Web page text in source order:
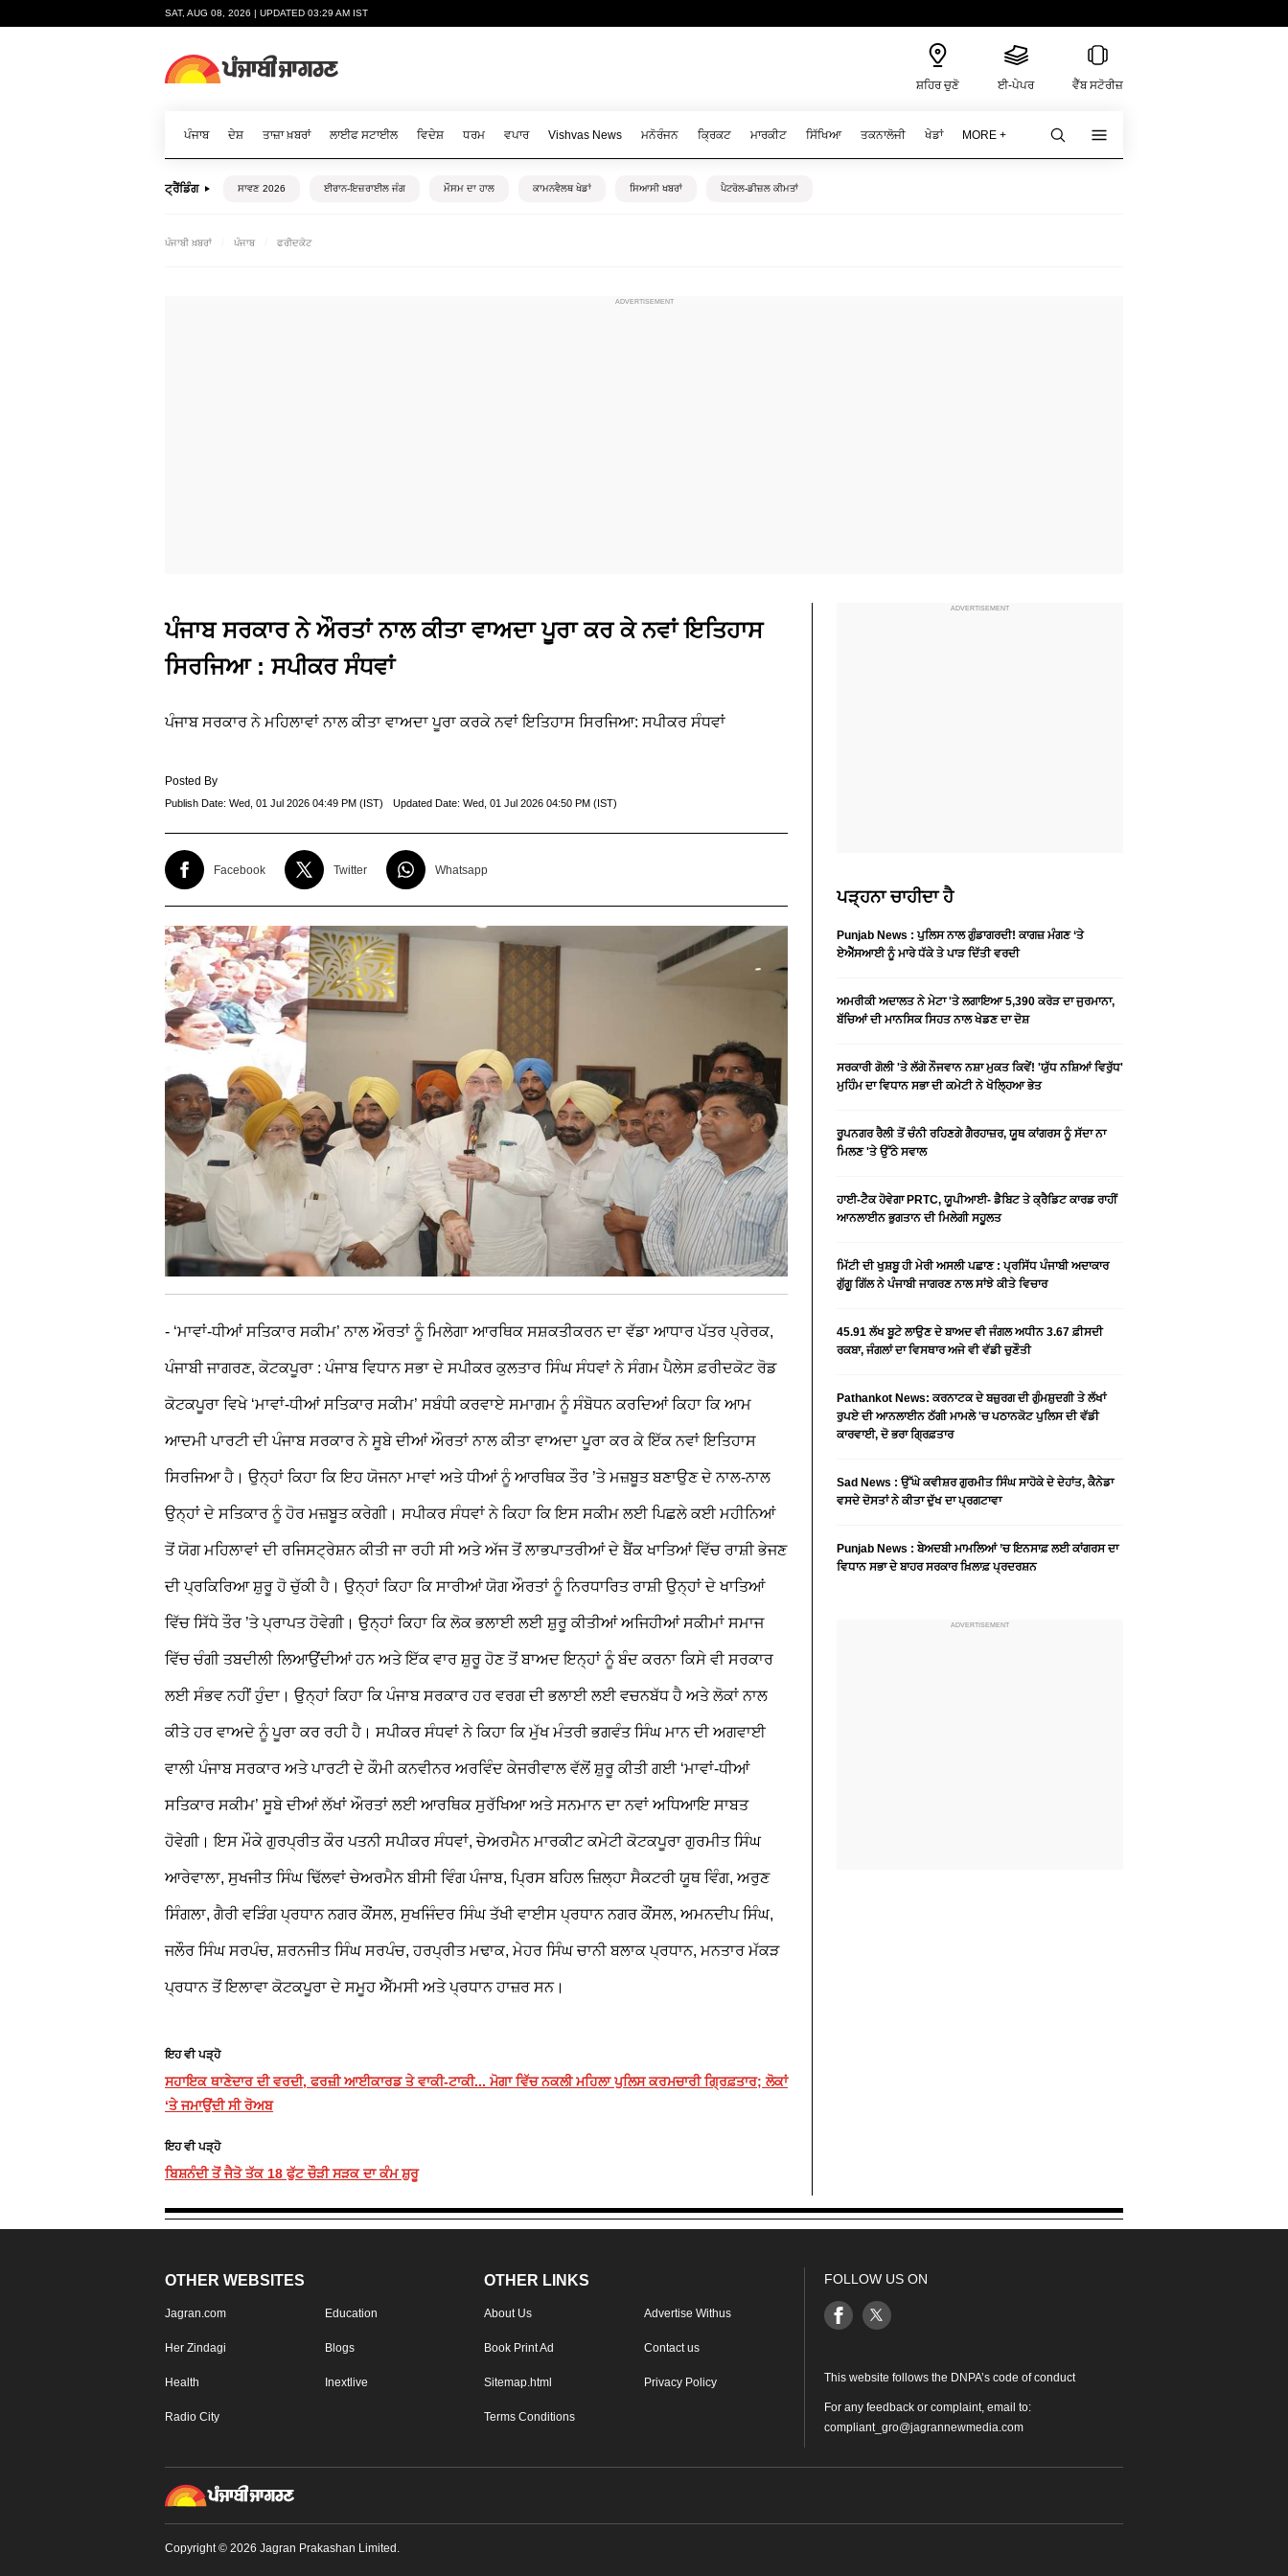
SAT, AUG 08, 2026 | UPDATED 03:29 AM IST
ਸ਼ਹਿਰ ਚੁਣੋ ਈ-ਪੇਪਰ ਵੈੱਬ ਸਟੋਰੀਜ਼
ਪੰਜਾਬ ਦੇਸ਼ ਤਾਜ਼ਾ ਖ਼ਬਰਾਂ ਲਾਈਫ ਸਟਾਈਲ ਵਿਦੇਸ਼ ਧਰਮ ਵਪਾਰ Vishvas News ਮਨੋਰੰਜਨ ਕ੍ਰਿਕਟ ਮਾਰਕੀਟ ਸਿੱਖਿਆ ਤਕਨਾਲੋਜੀ ਖੇਡਾਂ MORE +
ਟ੍ਰੈਂਡਿੰਗ ਸਾਵਣ 2026 ਈਰਾਨ-ਇਜ਼ਰਾਈਲ ਜੰਗ ਮੌਸਮ ਦਾ ਹਾਲ ਕਾਮਨਵੈਲਥ ਖੇਡਾਂ ਸਿਆਸੀ ਖਬਰਾਂ ਪੈਟਰੋਲ-ਡੀਜ਼ਲ ਕੀਮਤਾਂ
ਪੰਜਾਬੀ ਖ਼ਬਰਾਂ ਪੰਜਾਬ ਫਰੀਦਕੋਟ
ਪੰਜਾਬ ਸਰਕਾਰ ਨੇ ਔਰਤਾਂ ਨਾਲ ਕੀਤਾ ਵਾਅਦਾ ਪੂਰਾ ਕਰ ਕੇ ਨਵਾਂ ਇਤਿਹਾਸ
ਸਿਰਜਿਆ : ਸਪੀਕਰ ਸੰਧਵਾਂ
ਪੰਜਾਬ ਸਰਕਾਰ ਨੇ ਮਹਿਲਾਵਾਂ ਨਾਲ ਕੀਤਾ ਵਾਅਦਾ ਪੂਰਾ ਕਰਕੇ ਨਵਾਂ ਇਤਿਹਾਸ ਸਿਰਜਿਆ: ਸਪੀਕਰ ਸੰਧਵਾਂ
Posted By
Publish Date: Wed, 01 Jul 2026 04:49 PM (IST) Updated Date: Wed, 01 Jul 2026 04:50 PM (IST)
Facebook Twitter Whatsapp
- ‘ਮਾਵਾਂ-ਧੀਆਂ ਸਤਿਕਾਰ ਸਕੀਮ’ ਨਾਲ ਔਰਤਾਂ ਨੂੰ ਮਿਲੇਗਾ ਆਰਥਿਕ ਸਸ਼ਕਤੀਕਰਨ ਦਾ ਵੱਡਾ ਆਧਾਰ ਪੱਤਰ ਪ੍ਰੇਰਕ,
ਪੰਜਾਬੀ ਜਾਗਰਣ, ਕੋਟਕਪੂਰਾ : ਪੰਜਾਬ ਵਿਧਾਨ ਸਭਾ ਦੇ ਸਪੀਕਰ ਕੁਲਤਾਰ ਸਿੰਘ ਸੰਧਵਾਂ ਨੇ ਸੰਗਮ ਪੈਲੇਸ ਫ਼ਰੀਦਕੋਟ ਰੋਡ
ਕੋਟਕਪੂਰਾ ਵਿਖੇ ‘ਮਾਵਾਂ-ਧੀਆਂ ਸਤਿਕਾਰ ਸਕੀਮ’ ਸਬੰਧੀ ਕਰਵਾਏ ਸਮਾਗਮ ਨੂੰ ਸੰਬੋਧਨ ਕਰਦਿਆਂ ਕਿਹਾ ਕਿ ਆਮ
ਆਦਮੀ ਪਾਰਟੀ ਦੀ ਪੰਜਾਬ ਸਰਕਾਰ ਨੇ ਸੂਬੇ ਦੀਆਂ ਔਰਤਾਂ ਨਾਲ ਕੀਤਾ ਵਾਅਦਾ ਪੂਰਾ ਕਰ ਕੇ ਇੱਕ ਨਵਾਂ ਇਤਿਹਾਸ
ਸਿਰਜਿਆ ਹੈ। ਉਨ੍ਹਾਂ ਕਿਹਾ ਕਿ ਇਹ ਯੋਜਨਾ ਮਾਵਾਂ ਅਤੇ ਧੀਆਂ ਨੂੰ ਆਰਥਿਕ ਤੌਰ ’ਤੇ ਮਜ਼ਬੂਤ ਬਣਾਉਣ ਦੇ ਨਾਲ-ਨਾਲ
ਉਨ੍ਹਾਂ ਦੇ ਸਤਿਕਾਰ ਨੂੰ ਹੋਰ ਮਜ਼ਬੂਤ ਕਰੇਗੀ। ਸਪੀਕਰ ਸੰਧਵਾਂ ਨੇ ਕਿਹਾ ਕਿ ਇਸ ਸਕੀਮ ਲਈ ਪਿਛਲੇ ਕਈ ਮਹੀਨਿਆਂ
ਤੋਂ ਯੋਗ ਮਹਿਲਾਵਾਂ ਦੀ ਰਜਿਸਟ੍ਰੇਸ਼ਨ ਕੀਤੀ ਜਾ ਰਹੀ ਸੀ ਅਤੇ ਅੱਜ ਤੋਂ ਲਾਭਪਾਤਰੀਆਂ ਦੇ ਬੈਂਕ ਖਾਤਿਆਂ ਵਿੱਚ ਰਾਸ਼ੀ ਭੇਜਣ
ਦੀ ਪ੍ਰਕਿਰਿਆ ਸ਼ੁਰੂ ਹੋ ਚੁੱਕੀ ਹੈ। ਉਨ੍ਹਾਂ ਕਿਹਾ ਕਿ ਸਾਰੀਆਂ ਯੋਗ ਔਰਤਾਂ ਨੂੰ ਨਿਰਧਾਰਿਤ ਰਾਸ਼ੀ ਉਨ੍ਹਾਂ ਦੇ ਖਾਤਿਆਂ
ਵਿੱਚ ਸਿੱਧੇ ਤੌਰ ’ਤੇ ਪ੍ਰਾਪਤ ਹੋਵੇਗੀ। ਉਨ੍ਹਾਂ ਕਿਹਾ ਕਿ ਲੋਕ ਭਲਾਈ ਲਈ ਸ਼ੁਰੂ ਕੀਤੀਆਂ ਅਜਿਹੀਆਂ ਸਕੀਮਾਂ ਸਮਾਜ
ਵਿੱਚ ਚੰਗੀ ਤਬਦੀਲੀ ਲਿਆਉਂਦੀਆਂ ਹਨ ਅਤੇ ਇੱਕ ਵਾਰ ਸ਼ੁਰੂ ਹੋਣ ਤੋਂ ਬਾਅਦ ਇਨ੍ਹਾਂ ਨੂੰ ਬੰਦ ਕਰਨਾ ਕਿਸੇ ਵੀ ਸਰਕਾਰ
ਲਈ ਸੰਭਵ ਨਹੀਂ ਹੁੰਦਾ। ਉਨ੍ਹਾਂ ਕਿਹਾ ਕਿ ਪੰਜਾਬ ਸਰਕਾਰ ਹਰ ਵਰਗ ਦੀ ਭਲਾਈ ਲਈ ਵਚਨਬੱਧ ਹੈ ਅਤੇ ਲੋਕਾਂ ਨਾਲ
ਕੀਤੇ ਹਰ ਵਾਅਦੇ ਨੂੰ ਪੂਰਾ ਕਰ ਰਹੀ ਹੈ। ਸਪੀਕਰ ਸੰਧਵਾਂ ਨੇ ਕਿਹਾ ਕਿ ਮੁੱਖ ਮੰਤਰੀ ਭਗਵੰਤ ਸਿੰਘ ਮਾਨ ਦੀ ਅਗਵਾਈ
ਵਾਲੀ ਪੰਜਾਬ ਸਰਕਾਰ ਅਤੇ ਪਾਰਟੀ ਦੇ ਕੌਮੀ ਕਨਵੀਨਰ ਅਰਵਿੰਦ ਕੇਜਰੀਵਾਲ ਵੱਲੋਂ ਸ਼ੁਰੂ ਕੀਤੀ ਗਈ ‘ਮਾਵਾਂ-ਧੀਆਂ
ਸਤਿਕਾਰ ਸਕੀਮ’ ਸੂਬੇ ਦੀਆਂ ਲੱਖਾਂ ਔਰਤਾਂ ਲਈ ਆਰਥਿਕ ਸੁਰੱਖਿਆ ਅਤੇ ਸਨਮਾਨ ਦਾ ਨਵਾਂ ਅਧਿਆਇ ਸਾਬਤ
ਹੋਵੇਗੀ। ਇਸ ਮੌਕੇ ਗੁਰਪ੍ਰੀਤ ਕੌਰ ਪਤਨੀ ਸਪੀਕਰ ਸੰਧਵਾਂ, ਚੇਅਰਮੈਨ ਮਾਰਕੀਟ ਕਮੇਟੀ ਕੋਟਕਪੂਰਾ ਗੁਰਮੀਤ ਸਿੰਘ
ਆਰੇਵਾਲਾ, ਸੁਖਜੀਤ ਸਿੰਘ ਢਿੱਲਵਾਂ ਚੇਅਰਮੈਨ ਬੀਸੀ ਵਿੰਗ ਪੰਜਾਬ, ਪ੍ਰਿਸ ਬਹਿਲ ਜ਼ਿਲ੍ਹਾ ਸੈਕਟਰੀ ਯੂਥ ਵਿੰਗ, ਅਰੁਣ
ਸਿੰਗਲਾ, ਗੈਰੀ ਵੜਿੰਗ ਪ੍ਰਧਾਨ ਨਗਰ ਕੌਂਸਲ, ਸੁਖਜਿੰਦਰ ਸਿੰਘ ਤੱਖੀ ਵਾਈਸ ਪ੍ਰਧਾਨ ਨਗਰ ਕੌਂਸਲ, ਅਮਨਦੀਪ ਸਿੰਘ,
ਜਲੌਰ ਸਿੰਘ ਸਰਪੰਚ, ਸ਼ਰਨਜੀਤ ਸਿੰਘ ਸਰਪੰਚ, ਹਰਪ੍ਰੀਤ ਮਢਾਕ, ਮੇਹਰ ਸਿੰਘ ਚਾਨੀ ਬਲਾਕ ਪ੍ਰਧਾਨ, ਮਨਤਾਰ ਮੱਕੜ
ਪ੍ਰਧਾਨ ਤੋਂ ਇਲਾਵਾ ਕੋਟਕਪੂਰਾ ਦੇ ਸਮੂਹ ਐੱਮਸੀ ਅਤੇ ਪ੍ਰਧਾਨ ਹਾਜ਼ਰ ਸਨ।
ਇਹ ਵੀ ਪੜ੍ਹੋ
ਸਹਾਇਕ ਥਾਣੇਦਾਰ ਦੀ ਵਰਦੀ, ਫਰਜ਼ੀ ਆਈਕਾਰਡ ਤੇ ਵਾਕੀ-ਟਾਕੀ... ਮੋਗਾ ਵਿੱਚ ਨਕਲੀ ਮਹਿਲਾ ਪੁਲਿਸ ਕਰਮਚਾਰੀ ਗ੍ਰਿਫ਼ਤਾਰ; ਲੋਕਾਂ
‘ਤੇ ਜਮਾਉਂਦੀ ਸੀ ਰੋਅਬ
ਇਹ ਵੀ ਪੜ੍ਹੋ
ਬਿਸ਼ਨੰਦੀ ਤੋਂ ਜੈਤੋ ਤੱਕ 18 ਫੁੱਟ ਚੌੜੀ ਸੜਕ ਦਾ ਕੰਮ ਸ਼ੁਰੂ
ਪੜ੍ਹਨਾ ਚਾਹੀਦਾ ਹੈ
Punjab News : ਪੁਲਿਸ ਨਾਲ ਗੁੰਡਾਗਰਦੀ! ਕਾਗਜ਼ ਮੰਗਣ ‘ਤੇ
ਏਐੱਸਆਈ ਨੂੰ ਮਾਰੇ ਧੱਕੇ ਤੇ ਪਾੜ ਦਿੱਤੀ ਵਰਦੀ
ਅਮਰੀਕੀ ਅਦਾਲਤ ਨੇ ਮੇਟਾ 'ਤੇ ਲਗਾਇਆ 5,390 ਕਰੋੜ ਦਾ ਜੁਰਮਾਨਾ,
ਬੱਚਿਆਂ ਦੀ ਮਾਨਸਿਕ ਸਿਹਤ ਨਾਲ ਖੇਡਣ ਦਾ ਦੋਸ਼
ਸਰਕਾਰੀ ਗੋਲੀ 'ਤੇ ਲੱਗੇ ਨੌਜਵਾਨ ਨਸ਼ਾ ਮੁਕਤ ਕਿਵੇਂ! 'ਯੁੱਧ ਨਸ਼ਿਆਂ ਵਿਰੁੱਧ'
ਮੁਹਿੰਮ ਦਾ ਵਿਧਾਨ ਸਭਾ ਦੀ ਕਮੇਟੀ ਨੇ ਖੋਲ੍ਹਿਆ ਭੇਤ
ਰੂਪਨਗਰ ਰੈਲੀ ਤੋਂ ਚੰਨੀ ਰਹਿਣਗੇ ਗੈਰਹਾਜ਼ਰ, ਯੂਥ ਕਾਂਗਰਸ ਨੂੰ ਸੱਦਾ ਨਾ
ਮਿਲਣ 'ਤੇ ਉੱਠੇ ਸਵਾਲ
ਹਾਈ-ਟੈਕ ਹੋਵੇਗਾ PRTC, ਯੂਪੀਆਈ- ਡੈਬਿਟ ਤੇ ਕ੍ਰੈਡਿਟ ਕਾਰਡ ਰਾਹੀਂ
ਆਨਲਾਈਨ ਭੁਗਤਾਨ ਦੀ ਮਿਲੇਗੀ ਸਹੂਲਤ
ਮਿੱਟੀ ਦੀ ਖੁਸ਼ਬੂ ਹੀ ਮੇਰੀ ਅਸਲੀ ਪਛਾਣ : ਪ੍ਰਸਿੱਧ ਪੰਜਾਬੀ ਅਦਾਕਾਰ
ਗੁੱਗੂ ਗਿੱਲ ਨੇ ਪੰਜਾਬੀ ਜਾਗਰਣ ਨਾਲ ਸਾਂਝੇ ਕੀਤੇ ਵਿਚਾਰ
45.91 ਲੱਖ ਬੂਟੇ ਲਾਉਣ ਦੇ ਬਾਅਦ ਵੀ ਜੰਗਲ ਅਧੀਨ 3.67 ਫ਼ੀਸਦੀ
ਰਕਬਾ, ਜੰਗਲਾਂ ਦਾ ਵਿਸਥਾਰ ਅਜੇ ਵੀ ਵੱਡੀ ਚੁਣੌਤੀ
Pathankot News: ਕਰਨਾਟਕ ਦੇ ਬਜ਼ੁਰਗ ਦੀ ਗੁੰਮਸ਼ੁਦਗੀ ਤੇ ਲੱਖਾਂ
ਰੁਪਏ ਦੀ ਆਨਲਾਈਨ ਠੱਗੀ ਮਾਮਲੇ 'ਚ ਪਠਾਨਕੋਟ ਪੁਲਿਸ ਦੀ ਵੱਡੀ
ਕਾਰਵਾਈ, ਦੋ ਭਰਾ ਗ੍ਰਿਫ਼ਤਾਰ
Sad News : ਉੱਘੇ ਕਵੀਸ਼ਰ ਗੁਰਮੀਤ ਸਿੰਘ ਸਾਹੋਕੇ ਦੇ ਦੇਹਾਂਤ, ਕੈਨੇਡਾ
ਵਸਦੇ ਦੋਸਤਾਂ ਨੇ ਕੀਤਾ ਦੁੱਖ ਦਾ ਪ੍ਰਗਟਾਵਾ
Punjab News : ਬੇਅਦਬੀ ਮਾਮਲਿਆਂ ’ਚ ਇਨਸਾਫ਼ ਲਈ ਕਾਂਗਰਸ ਦਾ
ਵਿਧਾਨ ਸਭਾ ਦੇ ਬਾਹਰ ਸਰਕਾਰ ਖ਼ਿਲਾਫ਼ ਪ੍ਰਦਰਸ਼ਨ
OTHER WEBSITES
Jagran.com Education
Her Zindagi Blogs
Health Inextlive
Radio City
OTHER LINKS
About Us Advertise Withus
Book Print Ad Contact us
Sitemap.html Privacy Policy
Terms Conditions
FOLLOW US ON
This website follows the DNPA’s code of conduct
For any feedback or complaint, email to:
compliant_gro@jagrannewmedia.com
Copyright © 2026 Jagran Prakashan Limited.